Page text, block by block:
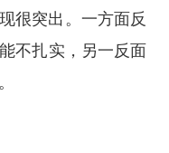
很突出。一方面反
不扎实，另一反面